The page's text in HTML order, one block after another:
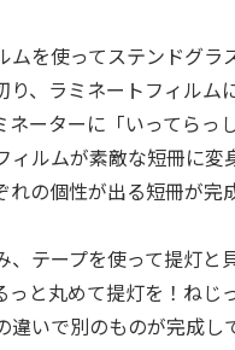
を使ってステンドグラ
、ラミネートフィルム
ネーターに「いってら
ルムが素敵な短冊に変
の個性が出る短冊が完
テープを使って提灯と
と丸めて提灯を！ねじ
違いで別のものが完成